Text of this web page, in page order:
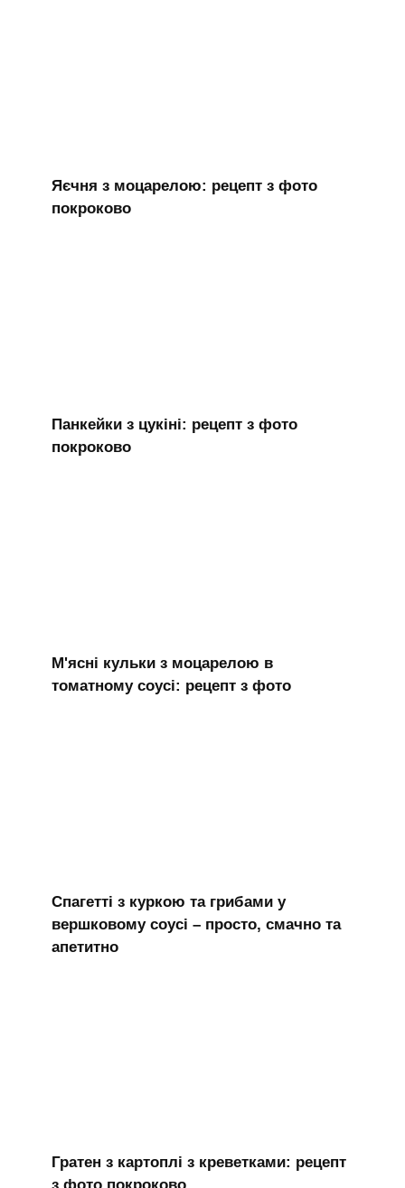
Яєчня з моцарелою: рецепт з фото
покроково
Панкейки з цукіні: рецепт з фото
покроково
М'ясні кульки з моцарелою в
томатному соусі: рецепт з фото
Спагетті з куркою та грибами у
вершковому соусі – просто, смачно та
апетитно
Гратен з картоплі з креветками: рецепт